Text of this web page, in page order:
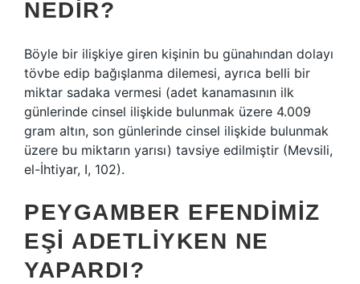
NEDIR?
Böyle bir ilişkiye giren kişinin bu günahından dolayı
tövbe edip bağışlanma dilemesi, ayrıca belli bir
miktar sadaka vermesi (adet kanamasının ilk
günlerinde cinsel ilişkide bulunmak üzere 4.009
gram altın, son günlerinde cinsel ilişkide bulunmak
üzere bu miktarın yarısı) tavsiye edilmiştir (Mevsili,
el-İhtiyar, I, 102).
PEYGAMBER EFENDIMIZ
EŞI ADETLIYKEN NE
YAPARDI?